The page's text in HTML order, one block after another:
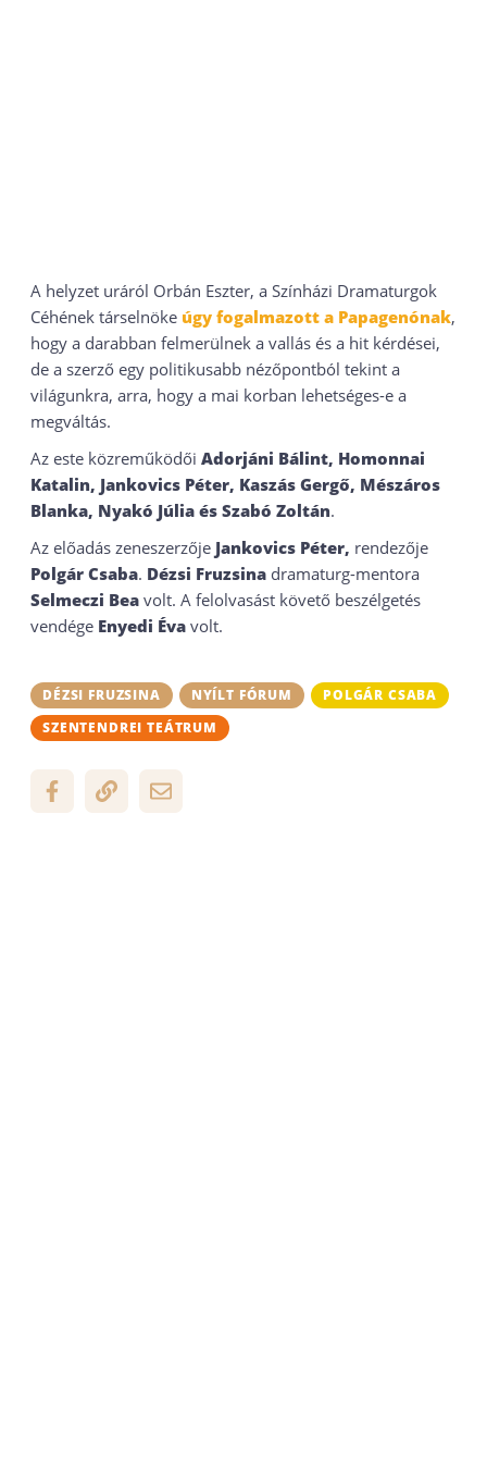
A helyzet uráról Orbán Eszter, a Színházi Dramaturgok
Céhének társelnöke úgy fogalmazott a Papagenónak,
hogy a darabban felmerülnek a vallás és a hit kérdései,
de a szerző egy politikusabb nézőpontból tekint a
világunkra, arra, hogy a mai korban lehetséges-e a
megváltás.
Az este közreműködői Adorjáni Bálint, Homonnai
Katalin, Jankovics Péter, Kaszás Gergő, Mészáros
Blanka, Nyakó Júlia és Szabó Zoltán.
Az előadás zeneszerzője Jankovics Péter, rendezője
Polgár Csaba. Dézsi Fruzsina dramaturg-mentora
Selmeczi Bea volt. A felolvasást követő beszélgetés
vendége Enyedi Éva volt.
DÉZSI FRUZSINA NYÍLT FÓRUM
POLGÁR CSABA
SZENTENDREI TEÁTRUM